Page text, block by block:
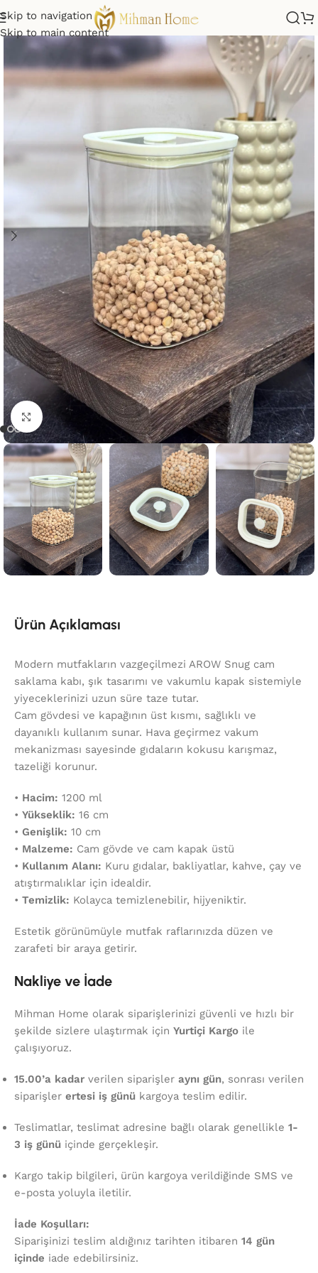
Skip to navigation
Skip to main content
Click to enlarge
Ürün Açıklaması
Modern mutfakların vazgeçilmezi AROW Snug cam
saklama kabı, şık tasarımı ve vakumlu kapak sistemiyle
yiyeceklerinizi uzun süre taze tutar.
Cam gövdesi ve kapağının üst kısmı, sağlıklı ve
dayanıklı kullanım sunar. Hava geçirmez vakum
mekanizması sayesinde gıdaların kokusu karışmaz,
tazeliği korunur.
• Hacim: 1200 ml
• Yükseklik: 16 cm
• Genişlik: 10 cm
• Malzeme: Cam gövde ve cam kapak üstü
• Kullanım Alanı: Kuru gıdalar, bakliyatlar, kahve, çay ve
atıştırmalıklar için idealdir.
• Temizlik: Kolayca temizlenebilir, hijyeniktir.
Estetik görünümüyle mutfak raflarınızda düzen ve
zarafeti bir araya getirir.
Nakliye ve İade
Mihman Home olarak siparişlerinizi güvenli ve hızlı bir
şekilde sizlere ulaştırmak için Yurtiçi Kargo ile
çalışıyoruz.
15.00’a kadar verilen siparişler aynı gün, sonrası verilen
siparişler ertesi iş günü kargoya teslim edilir.
Teslimatlar, teslimat adresine bağlı olarak genellikle 1-
3 iş günü içinde gerçekleşir.
Kargo takip bilgileri, ürün kargoya verildiğinde SMS ve
e-posta yoluyla iletilir.
İade Koşulları:
Siparişinizi teslim aldığınız tarihten itibaren 14 gün
içinde iade edebilirsiniz.